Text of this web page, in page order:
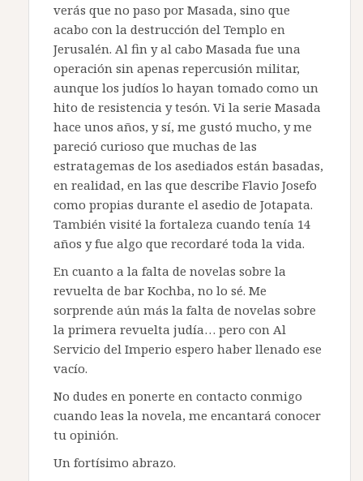
verás que no paso por Masada, sino que
acabo con la destrucción del Templo en
Jerusalén. Al fin y al cabo Masada fue una
operación sin apenas repercusión militar,
aunque los judíos lo hayan tomado como un
hito de resistencia y tesón. Vi la serie Masada
hace unos años, y sí, me gustó mucho, y me
pareció curioso que muchas de las
estratagemas de los asediados están basadas,
en realidad, en las que describe Flavio Josefo
como propias durante el asedio de Jotapata.
También visité la fortaleza cuando tenía 14
años y fue algo que recordaré toda la vida.
En cuanto a la falta de novelas sobre la
revuelta de bar Kochba, no lo sé. Me
sorprende aún más la falta de novelas sobre
la primera revuelta judía… pero con Al
Servicio del Imperio espero haber llenado ese
vacío.
No dudes en ponerte en contacto conmigo
cuando leas la novela, me encantará conocer
tu opinión.
Un fortísimo abrazo.